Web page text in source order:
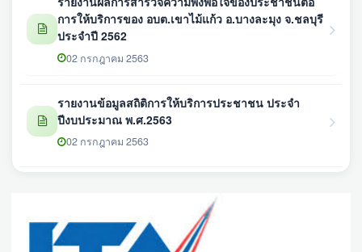
การให้บริการของ อบต.เขาไม้แก้ว อ.บางละมุง จ.ชลบุรี
ประจำปี 2562
02 กรกฎาคม 2563
รายงานข้อมูลสถิติการให้บริการประชาชน ประจำ
ปีงบประมาณ พ.ศ.2563
02 กรกฎาคม 2563